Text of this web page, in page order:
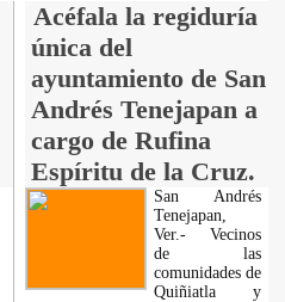
Acéfala la regiduría
única del
ayuntamiento de San
Andrés Tenejapan a
cargo de Rufina
Espíritu de la Cruz.
San Andrés
Tenejapan,
Ver.- Vecinos
de las
comunidades de
Quiñiatla y